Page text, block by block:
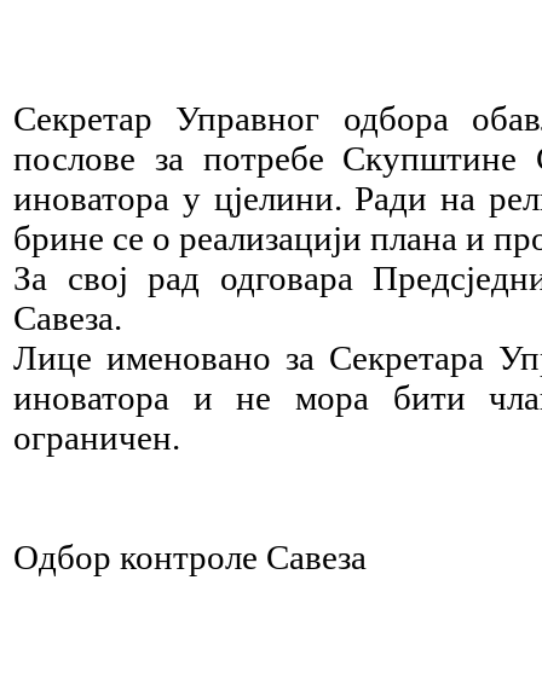
Секретар Управног одбора
послове за потребе Скупштине
иноватора у цјелини. Ради на
брине се о реализацији плана и
За свој рад одговара
Савеза.
Лице именовано за Секретара
иноватора и не мора бити
ограничен.
Одбор контроле Савеза